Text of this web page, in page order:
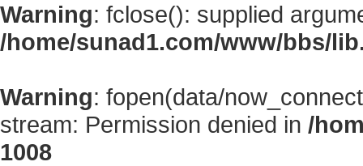
Warning: fclose(): supplied
/home/sunad1.com/www/bbs/
Warning: fopen(data/
stream: Permission denied in /
1008